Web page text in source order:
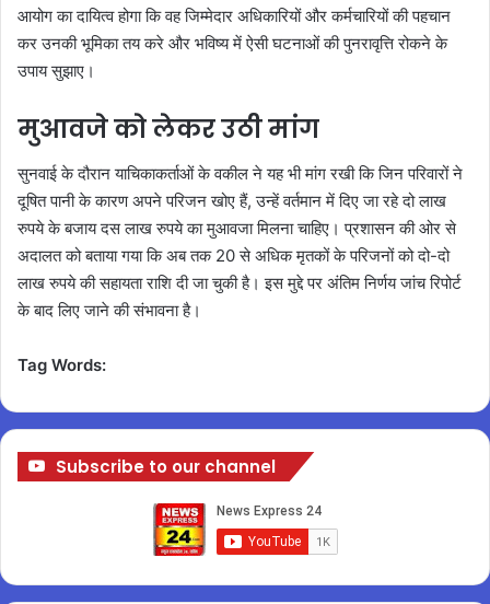
आयोग का दायित्व होगा कि वह जिम्मेदार अधिकारियों और कर्मचारियों की पहचान
कर उनकी भूमिका तय करे और भविष्य में ऐसी घटनाओं की पुनरावृत्ति रोकने के
उपाय सुझाए।
मुआवजे को लेकर उठी मांग
सुनवाई के दौरान याचिकाकर्ताओं के वकील ने यह भी मांग रखी कि जिन परिवारों ने
दूषित पानी के कारण अपने परिजन खोए हैं, उन्हें वर्तमान में दिए जा रहे दो लाख
रुपये के बजाय दस लाख रुपये का मुआवजा मिलना चाहिए। प्रशासन की ओर से
अदालत को बताया गया कि अब तक 20 से अधिक मृतकों के परिजनों को दो-दो
लाख रुपये की सहायता राशि दी जा चुकी है। इस मुद्दे पर अंतिम निर्णय जांच रिपोर्ट
के बाद लिए जाने की संभावना है।
Tag Words:
Subscribe to our channel